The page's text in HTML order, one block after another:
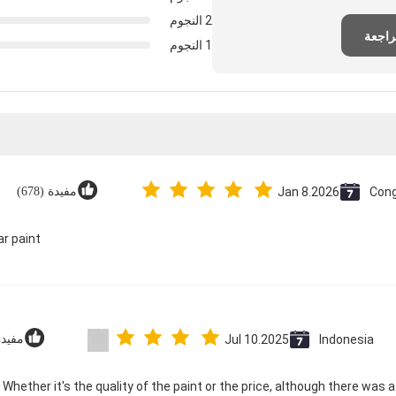
2 النجوم
1 النجوم
Jan 8.2026 مفيدة (678)
paint!
Indonesia
Jul 10.2025 مفيدة
it's the quality of the paint or the price, although there was